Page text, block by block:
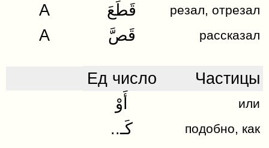
A قَطَعَ резал, отрезал
A قَصَّ рассказал
Ед число
Частицы
أَوْ
или
..كَـ подобно, как